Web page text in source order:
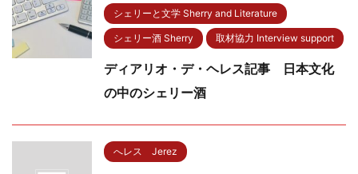
シェリーと文学 Sherry and Literature
シェリー酒 Sherry 取材協力 Interview support
ディアリオ・デ・ヘレス記事 日本文化
の中のシェリー酒
へレス Jerez